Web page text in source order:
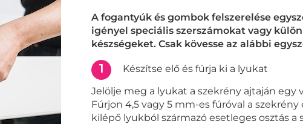
A fogantyúk és gombok felszerelése
igényel speciális szerszámokat vagy
készségeket. Csak kövesse az alábbi
1
Készítse elő és fúrja ki a lyukat
Jelölje meg a lyukat a szekrény ajtaján egy
Fúrjon 4,5 vagy 5 mm-es fúróval a szekrény
kilépő lyukból származó esetleges osztás a